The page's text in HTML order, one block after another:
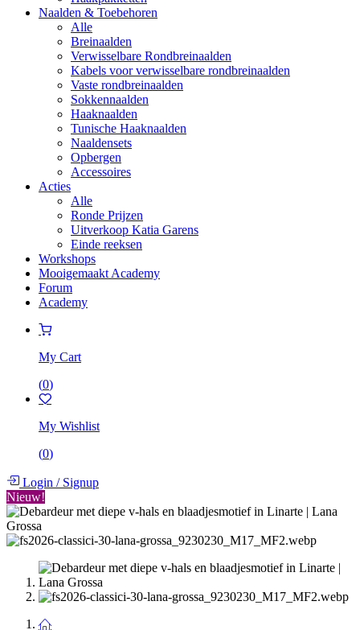
Naalden & Toebehoren
Alle
Breinaalden
Verwisselbare Rondbreinaalden
Kabels voor verwisselbare rondbreinaalden
Vaste rondbreinaalden
Sokkennaalden
Haaknaalden
Tunische Haaknaalden
Naaldensets
Opbergen
Accessoires
Acties
Alle
Ronde Prijzen
Uitverkoop Katia Garens
Einde reeksen
Workshops
Mooigemaakt Academy
Forum
Academy
My Cart
(0)
My Wishlist
(0)
Login /Signup
Nieuw!